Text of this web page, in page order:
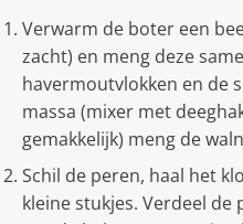
Verwarm de boter een
zacht) en meng deze
havermoutvlokken en de
massa (mixer met
gemakkelijk) meng de
Schil de peren, haal het
kleine stukjes. Verdeel